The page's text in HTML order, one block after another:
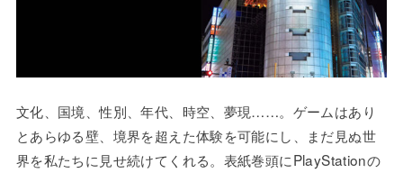
文化、国境、性別、年代、時空、夢現……。ゲームはあり
とあらゆる壁、境界を超えた体験を可能にし、まだ見ぬ世
界を私たちに見せ続けてくれる。表紙巻頭にPlayStationの